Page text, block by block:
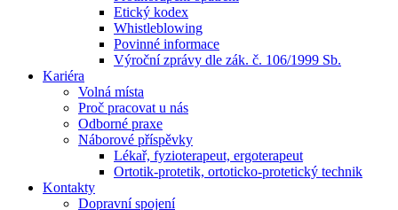
Etický kodex
Whistleblowing
Povinné informace
Výroční zprávy dle zák. č. 106/1999 Sb.
Kariéra
Volná místa
Proč pracovat u nás
Odborné praxe
Náborové příspěvky
Lékař, fyzioterapeut, ergoterapeut
Ortotik-protetik, ortoticko-protetický technik
Kontakty
Dopravní spojení